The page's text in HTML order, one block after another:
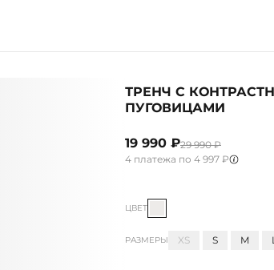
ТРЕНЧ С
ПУГОВИЦАМИ
19 990 ₽29 990 ₽
4 платежа по 4 997 ₽
ЦВЕТ
РАЗМЕРЫ XS S M